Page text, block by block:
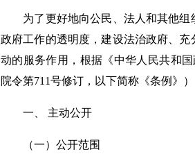
为了更好地向公民、法人和其他组
政府工作的透明度，建设法治政府、
动的服务作用，根据《中华人民共和
院令第711号修订，以下简称《条例》）
一、 主动公开
（一）公开范围